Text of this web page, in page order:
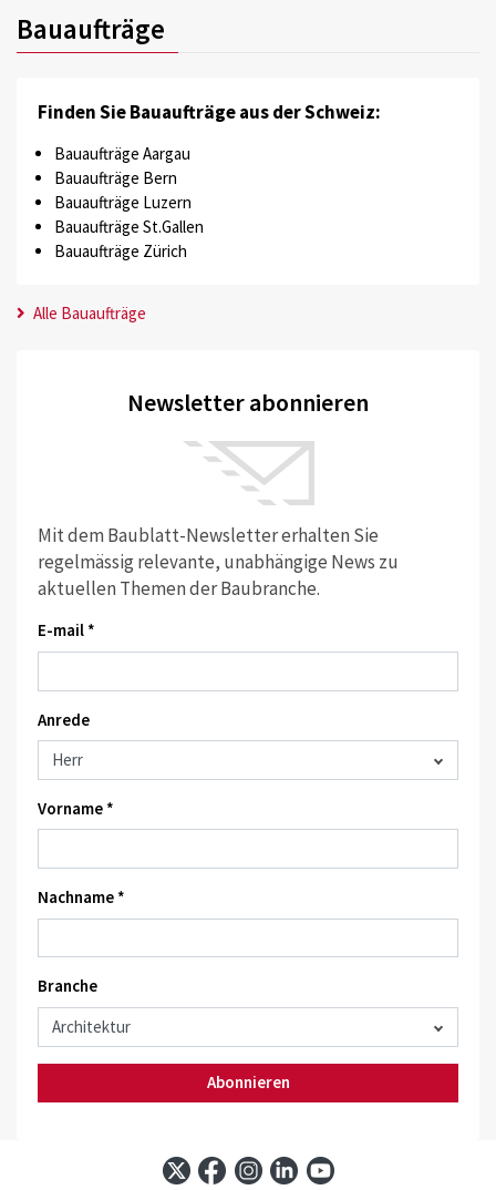
Bauaufträge
Finden Sie Bauaufträge aus der Schweiz:
Bauaufträge Aargau
Bauaufträge Bern
Bauaufträge Luzern
Bauaufträge St.Gallen
Bauaufträge Zürich
Alle Bauaufträge
Newsletter abonnieren
Mit dem Baublatt-Newsletter erhalten Sie
regelmässig relevante, unabhängige News zu
aktuellen Themen der Baubranche.
E-mail *
Anrede
Vorname *
Nachname *
Branche
Abonnieren